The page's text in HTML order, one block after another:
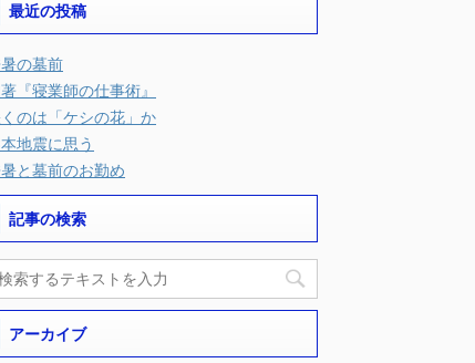
最近の投稿
の墓前
『寝業師の仕事術』
のは「ケシの花」か
地震に思う
と墓前のお勤め
記事の検索
アーカイブ